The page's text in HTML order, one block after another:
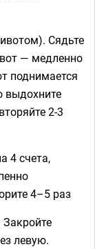
Сядьте
— медленно
поднимается
выдохните
2-3
4 счета,
4–5 раз
Закройте
левую.